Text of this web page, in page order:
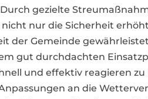
gezielte
nur die Sicherheit
der Gemeinde
gut durchdachten
und effektiv reagieren
an die